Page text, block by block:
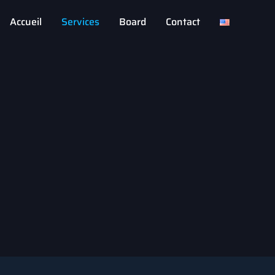
Accueil Services Board Contact